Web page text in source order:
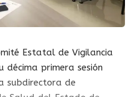
Estatal de Vigilancia
décima primera sesión
subdirectora de